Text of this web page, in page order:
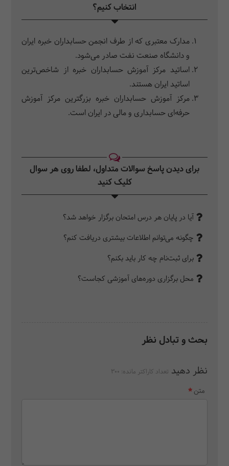
انتخاب کنیم؟
مدارک معتبری که از طرف انجمن حسابداران خبره ایران
و دانشگاه صنعت نفت صادر می‌شود.
اساتید مرکز آموزش حسابداران خبره از شاخص‌ترین
اساتید ایران هستند.
مرکز آموزش حسابداران خبره بزرگترین مرکز آموزش
حرفه‌ای حسابداری و مالی در ایران است.
برای دیدن پاسخ سوالات متداول، لطفا روی هر سوال
کلیک کنید‎
آیا در پایان هر درس امتحان برگزار خواهد شد؟
چگونه می‌توانم اطلاعات بیشتری دریافت کنم؟
برای ثبت‌نام چه کار باید بکنم؟
محل برگزاری دوره‌های آموزشی کجاست؟
بحث و تبادل نظر
نظر دهید تعداد کاراکتر مانده: 300
متن